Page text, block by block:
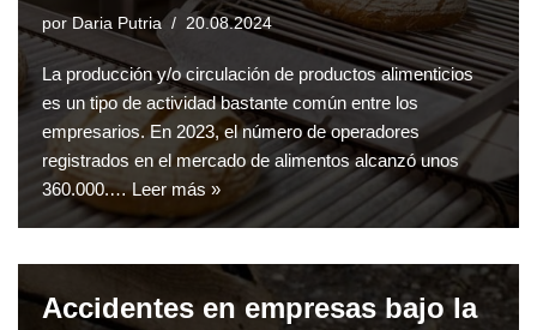
por Daria Putria 20.08.2024
La producción y/o circulación de productos alimenticios
es un tipo de actividad bastante común entre los
empresarios. En 2023, el número de operadores
registrados en el mercado de alimentos alcanzó unos
360.000.…Leer más »
Accidentes en empresas bajo la